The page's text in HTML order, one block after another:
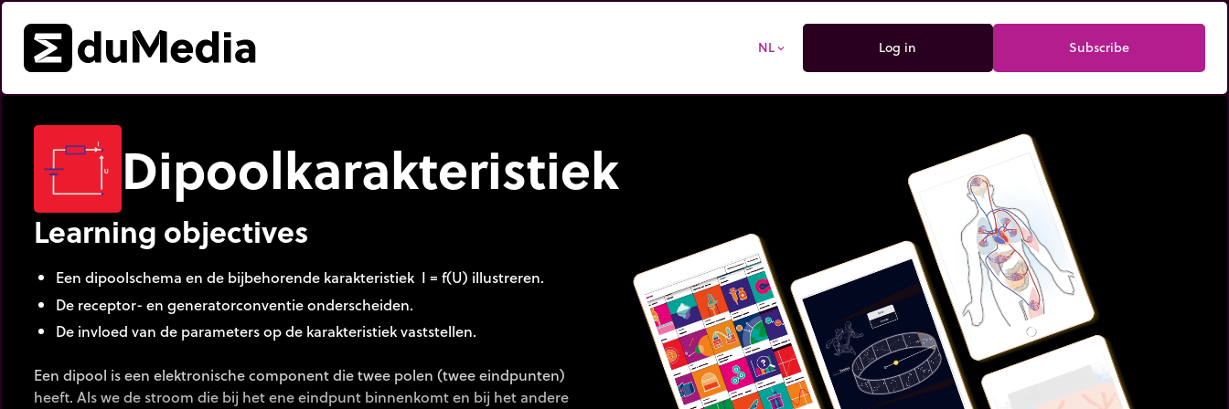
NL expand_more Log in Subscribe
Dipoolkarakteristiek
Learning objectives
Een dipoolschema en de bijbehorende karakteristiek I = f(U) illustreren.
De receptor- en generatorconventie onderscheiden.
De invloed van de parameters op de karakteristiek vaststellen.
Een dipool is een elektronische component die twee polen (twee eindpunten)
heeft. Als we de stroom die bij het ene eindpunt binnenkomt en bij het andere